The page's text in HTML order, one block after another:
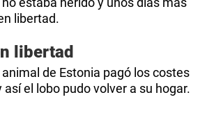
libertad.
libertad
de Estonia pagó los costes
el lobo pudo volver a su hogar.